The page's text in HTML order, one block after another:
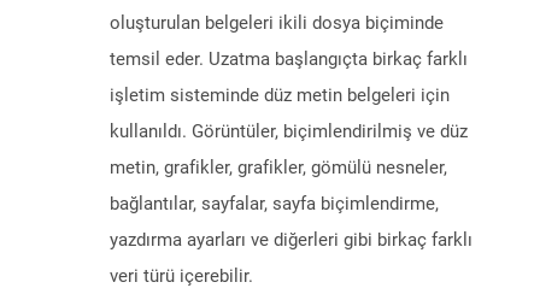
oluşturulan belgeleri ikili dosya biçiminde
temsil eder. Uzatma başlangıçta birkaç farklı
işletim sisteminde düz metin belgeleri için
kullanıldı. Görüntüler, biçimlendirilmiş ve düz
metin, grafikler, grafikler, gömülü nesneler,
bağlantılar, sayfalar, sayfa biçimlendirme,
yazdırma ayarları ve diğerleri gibi birkaç farklı
veri türü içerebilir.